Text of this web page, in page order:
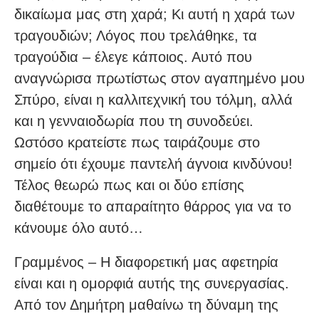
δικαίωμα μας στη χαρά; Κι αυτή η χαρά των
τραγουδιών; Λόγος που τρελάθηκε, τα
τραγούδια – έλεγε κάποιος. Αυτό που
αναγνώρισα πρωτίστως στον αγαπημένο μου
Σπύρο, είναι η καλλιτεχνική του τόλμη, αλλά
και η γενναιοδωρία που τη συνοδεύει.
Ωστόσο κρατείστε πως ταιράζουμε στο
σημείο ότι έχουμε παντελή άγνοια κινδύνου!
Τέλος θεωρώ πως και οι δύο επίσης
διαθέτουμε το απαραίτητο θάρρος για να το
κάνουμε όλο αυτό…
Γραμμένος – Η διαφορετική μας αφετηρία
είναι και η ομορφιά αυτής της συνεργασίας.
Από τον Δημήτρη μαθαίνω τη δύναμη της